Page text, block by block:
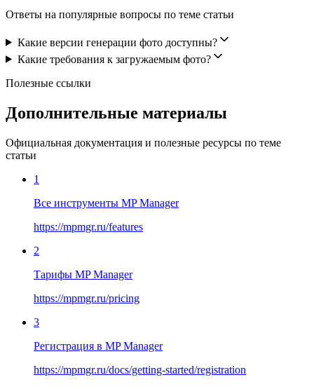
Ответы на популярные вопросы по теме статьи
Какие версии генерации фото доступны?
Какие требования к загружаемым фото?
Полезные ссылки
Дополнительные материалы
Официальная документация и полезные ресурсы по теме
статьи
1
Все инструменты MP Manager
https://mpmgr.ru/features
2
Тарифы MP Manager
https://mpmgr.ru/pricing
3
Регистрация в MP Manager
https://mpmgr.ru/docs/getting-started/registration